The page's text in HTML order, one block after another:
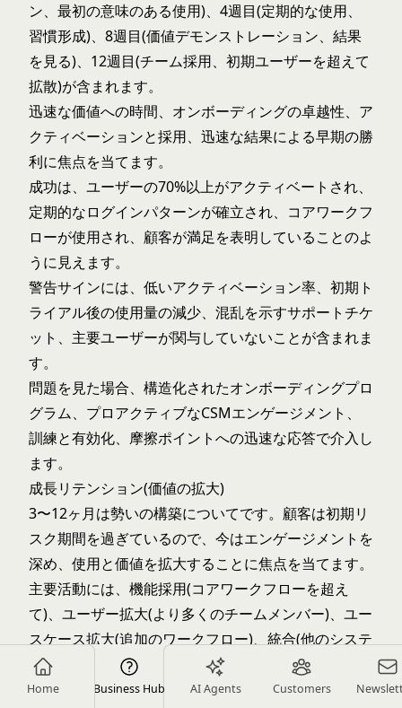
Home Business Hub AI Agents Customers
ン、最初の意味のある使用)、4週目(定期的な使用、
習慣形成)、8週目(価値デモンストレーション、結果
を見る)、12週目(チーム採用、初期ユーザーを超えて
拡散)が含まれます。
迅速な価値への時間、オンボーディングの卓越性、ア
クティベーションと採用、迅速な結果による早期の勝
利に焦点を当てます。
成功は、ユーザーの70%以上がアクティベートされ、
定期的なログインパターンが確立され、コアワークフ
ローが使用され、顧客が満足を表明していることのよ
うに見えます。
警告サインには、低いアクティベーション率、初期ト
ライアル後の使用量の減少、混乱を示すサポートチケ
ット、主要ユーザーが関与していないことが含まれま
す。
問題を見た場合、構造化されたオンボーディングプロ
グラム、プロアクティブなCSMエンゲージメント、
訓練と有効化、摩擦ポイントへの迅速な応答で介入し
ます。
成長リテンション(価値の拡大)
3〜12ヶ月は勢いの構築についてです。顧客は初期リ
スク期間を過ぎているので、今はエンゲージメントを
深め、使用と価値を拡大することに焦点を当てます。
主要活動には、機能採用(コアワークフローを超え
て)、ユーザー拡大(より多くのチームメンバー)、ユー
スケース拡大(追加のワークフロー)、統合(他のシステ
ムへの接続)が含まれます。
高度な機能教育、ベストプラクティス共有、ビジネス